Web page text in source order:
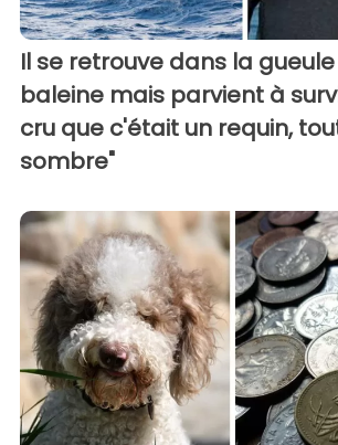
Il se retrouve dans la
baleine mais parvient à
cru que c'était un requin,
sombre"